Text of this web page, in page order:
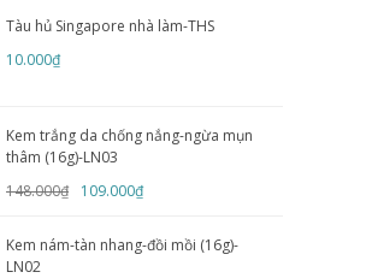
Tàu hủ Singapore nhà làm-THS
10.000₫
Kem trắng da chống nắng-ngừa mụn
thâm (16g)-LN03
148.000₫
109.000₫
Kem nám-tàn nhang-đồi mồi (16g)-
LN02